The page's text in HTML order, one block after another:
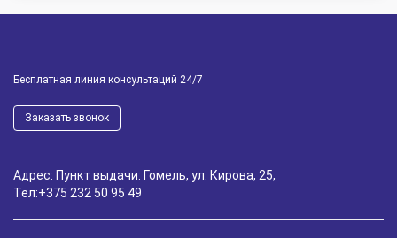
Бесплатная линия консультаций 24/7
Заказать звонок
Адрес: Пункт выдачи: Гомель, ул. Кирова, 25,
Тел:+375 232 50 95 49